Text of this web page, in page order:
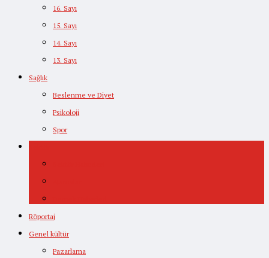
16. Sayı
15. Sayı
14. Sayı
13. Sayı
Sağlık
Beslenme ve Diyet
Psikoloji
Spor
Röportaj
Genel kültür
Pazarlama